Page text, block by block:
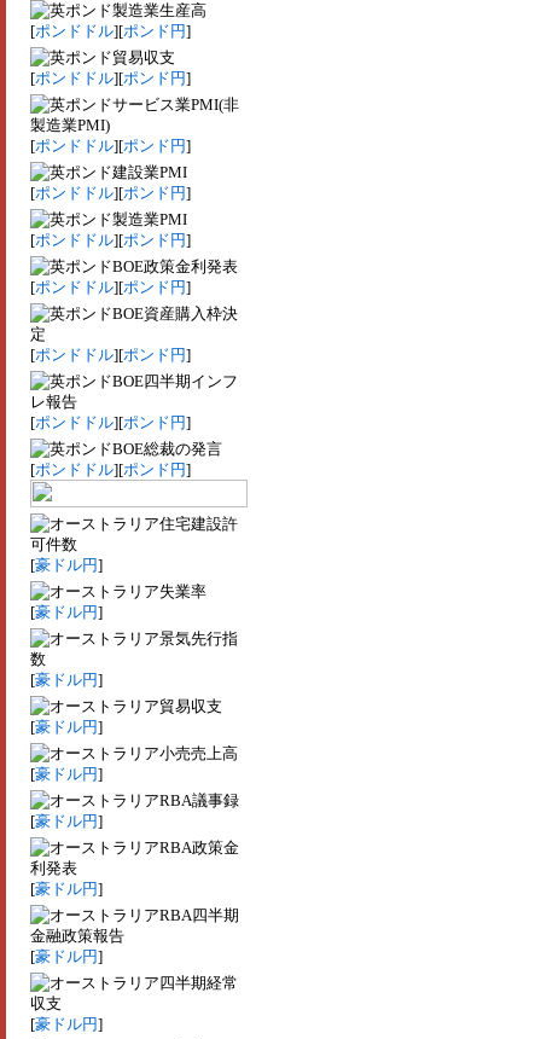
製造業生産高
[ポンドドル][ポンド円]
貿易収支
[ポンドドル][ポンド円]
サービス業PMI(非
製造業PMI)
[ポンドドル][ポンド円]
建設業PMI
[ポンドドル][ポンド円]
製造業PMI
[ポンドドル][ポンド円]
BOE政策金利発表
[ポンドドル][ポンド円]
BOE資産購入枠決
定
[ポンドドル][ポンド円]
BOE四半期インフ
レ報告
[ポンドドル][ポンド円]
BOE総裁の発言
[ポンドドル][ポンド円]
住宅建設許
可件数
[豪ドル円]
失業率
[豪ドル円]
景気先行指
数
[豪ドル円]
貿易収支
[豪ドル円]
小売売上高
[豪ドル円]
RBA議事録
[豪ドル円]
RBA政策金
利発表
[豪ドル円]
RBA四半期
金融政策報告
[豪ドル円]
四半期経常
収支
[豪ドル円]